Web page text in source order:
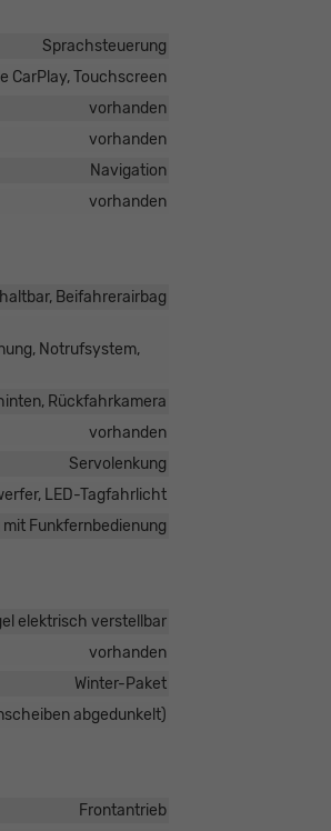
Sprachsteuerung
CarPlay, Touchscreen
vorhanden
vorhanden
Navigation
vorhanden
Beifahrerairbag
Notrufsystem,
Rückfahrkamera
vorhanden
Servolenkung
LED-Tagfahrlicht
Funkfernbedienung
elektrisch verstellbar
vorhanden
Winter-Paket
abgedunkelt)
Frontantrieb